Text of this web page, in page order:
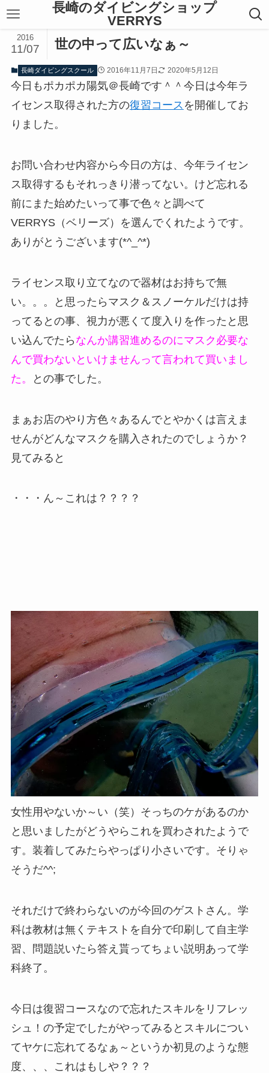
長崎のダイビングショップ
VERRYS
世の中って広いなぁ～
2016
11/07
長崎ダイビングスクール 2016年11月7日 2020年5月12日
今日もポカポカ陽気＠長崎です＾＾今日は今年ラ
イセンス取得された方の復習コース を開催してお
りました。
お問い合わせ内容から今日の方は、今年ライセン
ス取得するもそれっきり潜ってない。けど忘れる
前にまた始めたいって事で色々と調べて
VERRYS（ベリーズ）を選んでくれたようです。
ありがとうございます(*^_^*)
ライセンス取り立てなので器材はお持ちで無
い。。。と思ったらマスク＆スノーケルだけは持
ってるとの事、視力が悪くて度入りを作ったと思
い込んでたら なんか講習進めるのにマスク必要な
んで買わないといけませんって言われて買いまし
た。
との事でした。
まぁお店のやり方色々あるんでとやかくは言えま
せんがどんなマスクを購入されたのでしょうか？
見てみると
・・・ん～これは？？？？
女性用やないか～い（笑）そっちのケがあるのか
と思いましたがどうやらこれを買わされたようで
す。装着してみたらやっぱり小さいです。そりゃ
そうだ^^;
それだけで終わらないのが今回のゲストさん。学
科は教材は無くテキストを自分で印刷して自主学
習、問題説いたら答え貰ってちょい説明あって学
科終了。
今日は復習コースなので忘れたスキルをリフレッ
シュ！の予定でしたがやってみるとスキルについ
てヤケに忘れてるなぁ～というか初見のような態
度、、、これはもしや？？？